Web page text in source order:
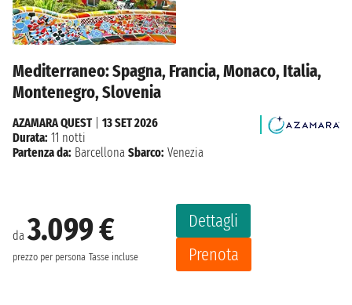
Mediterraneo: Spagna, Francia, Monaco, Italia,
Montenegro, Slovenia
da3.099 €
prezzo per persona Tasse incluse
Dettagli
Prenota
AZAMARA QUEST| 13 SET 2026
Durata: 11 notti
Partenza da: Barcellona Sbarco: Venezia